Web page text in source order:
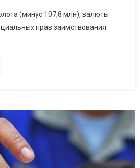
(минус 107,8 млн), валюты
прав заимствования